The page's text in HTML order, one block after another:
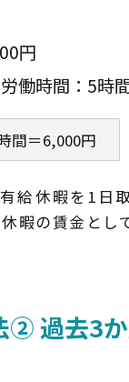
円
労働時間：5時
間＝6,000円
給休暇を1日
暇の賃金とし
② 過去3